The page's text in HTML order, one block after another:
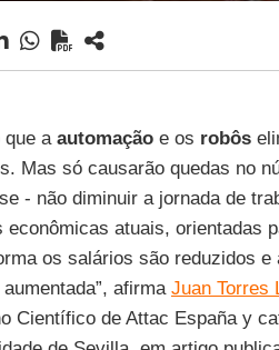
que a automaçãoe os robôs
Mas só causarão quedas no
- não diminuir a jornada de
econômicas atuais, orientadas
os salários são reduzidos
afirma Juan Torres
Científico de Attac España y